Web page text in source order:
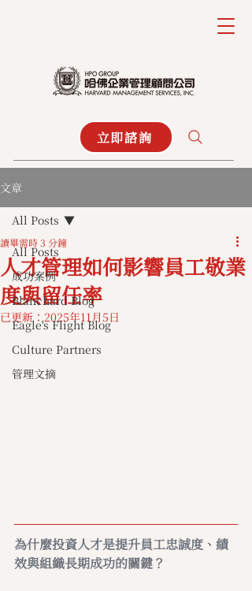
立即諮詢
文章
All Posts
成功案例
Blanchard Blog
Eagle's Flight Blog
Culture Partners
管理文摘
All Posts
人才管理如何影響員工敬業
度與留任率
讀畢需時 3 分鐘
已更新：2025年11月5日
為什麼投資人才是提升員工忠誠度、績
效與組織長期成功的關鍵？